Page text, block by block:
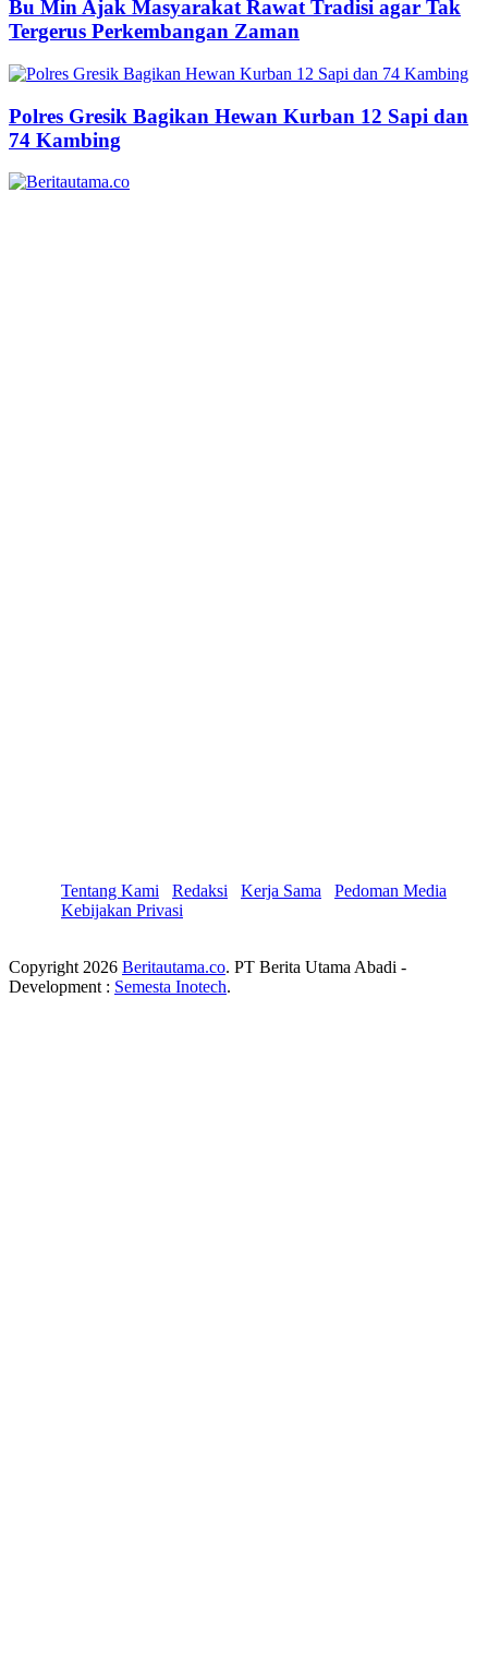
Bu Min Ajak Masyarakat Rawat Tradisi agar Tak
Tergerus Perkembangan Zaman
Polres Gresik Bagikan Hewan Kurban 12 Sapi dan
74 Kambing
Tentang Kami Redaksi Kerja Sama
Pedoman Media
Kebijakan Privasi
Copyright 2026 Beritautama.co. PT Berita Utama Abadi -
Development : Semesta Inotech.